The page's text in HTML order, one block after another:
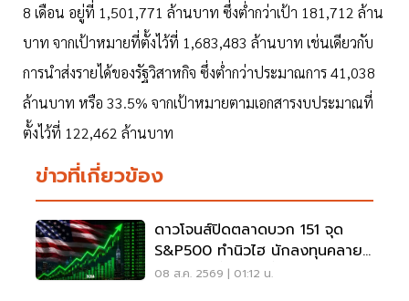
8 เดือน อยู่ที่ 1,501,771 ล้านบาท ซึ่งต่ำกว่าเป้า 181,712 ล้าน
บาท จากเป้าหมายที่ตั้งไว้ที่ 1,683,483 ล้านบาท เช่นเดียวกับ
การนำส่งรายได้ของรัฐวิสาหกิจ ซึ่งต่ำกว่าประมาณการ 41,038
ล้านบาท หรือ 33.5% จากเป้าหมายตามเอกสารงบประมาณที่
ตั้งไว้ที่ 122,462 ล้านบาท
ข่าวที่เกี่ยวข้อง
ดาวโจนส์ปิดตลาดบวก 151 จุด
S&P500 ทำนิวไฮ นักลงทุนคลาย
กังวลเฟดขึ้นดอกเบี้ย
08 ส.ค. 2569 | 01:12 น.